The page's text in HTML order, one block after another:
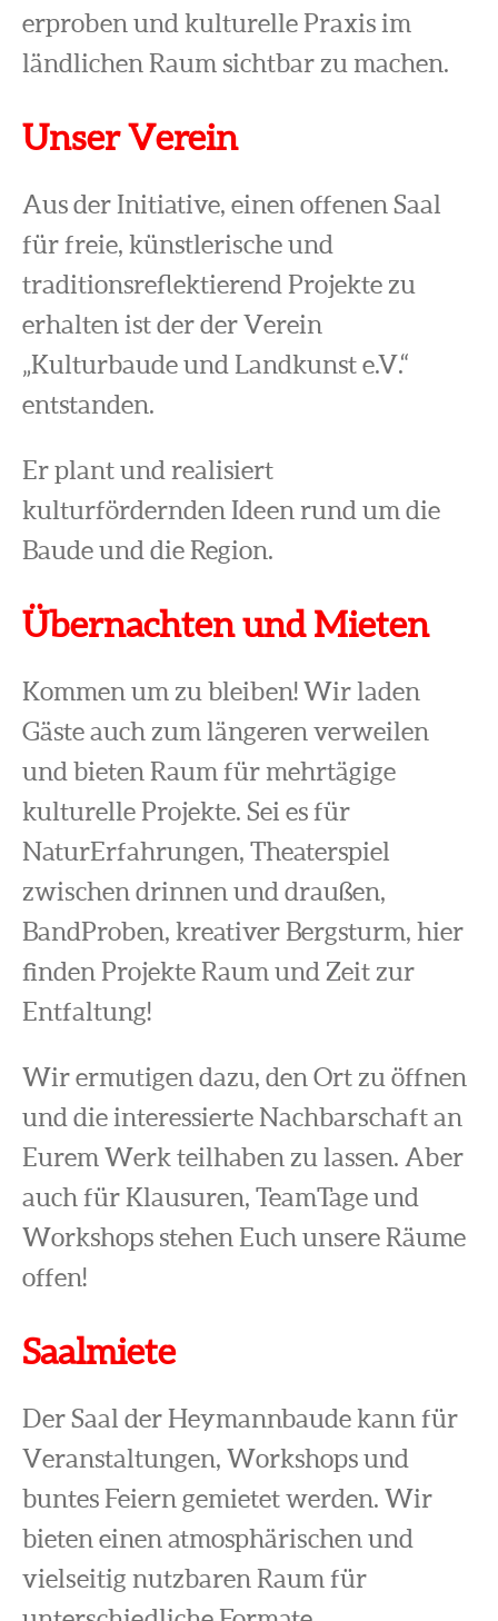
erproben und kulturelle Praxis im
ländlichen Raum sichtbar zu machen.
Unser Verein
Aus der Initiative, einen offenen Saal
für freie, künstlerische und
traditionsreflektierend Projekte zu
erhalten ist der der Verein
„Kulturbaude und Landkunst e.V.“
entstanden.
Er plant und realisiert
kulturfördernden Ideen rund um die
Baude und die Region.
Übernachten und Mieten
Kommen um zu bleiben! Wir laden
Gäste auch zum längeren verweilen
und bieten Raum für mehrtägige
kulturelle Projekte. Sei es für
NaturErfahrungen, Theaterspiel
zwischen drinnen und draußen,
BandProben, kreativer Bergsturm, hier
finden Projekte Raum und Zeit zur
Entfaltung!
Wir ermutigen dazu, den Ort zu öffnen
und die interessierte Nachbarschaft an
Eurem Werk teilhaben zu lassen. Aber
auch für Klausuren, TeamTage und
Workshops stehen Euch unsere Räume
offen!
Saalmiete
Der Saal der Heymannbaude kann für
Veranstaltungen, Workshops und
buntes Feiern gemietet werden. Wir
bieten einen atmosphärischen und
vielseitig nutzbaren Raum für